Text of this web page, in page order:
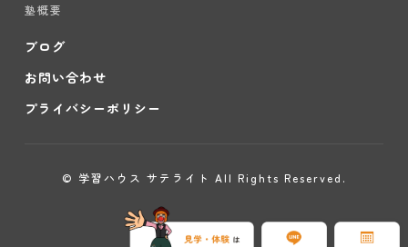
塾概要
ブログ
お問い合わせ
プライバシーポリシー
© 学習ハウス サテライト All Rights Reserved.